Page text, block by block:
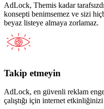
AdLock, Themis kadar
konsepti benimsemez ve sizi
beyaz listeye almaya zorlamaz.
Takip etmeyin
AdLock, en güvenli reklam
çalıştığı için internet